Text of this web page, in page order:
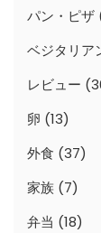
パン・ピザ
ベジタリア
レビュー
卵 (13)
外食 (37)
家族 (7)
弁当 (18)